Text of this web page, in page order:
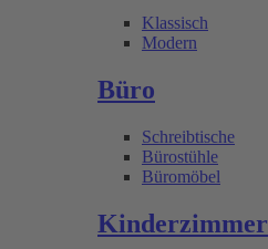
Klassisch
Modern
Büro
Schreibtische
Bürostühle
Büromöbel
Kinderzimmer